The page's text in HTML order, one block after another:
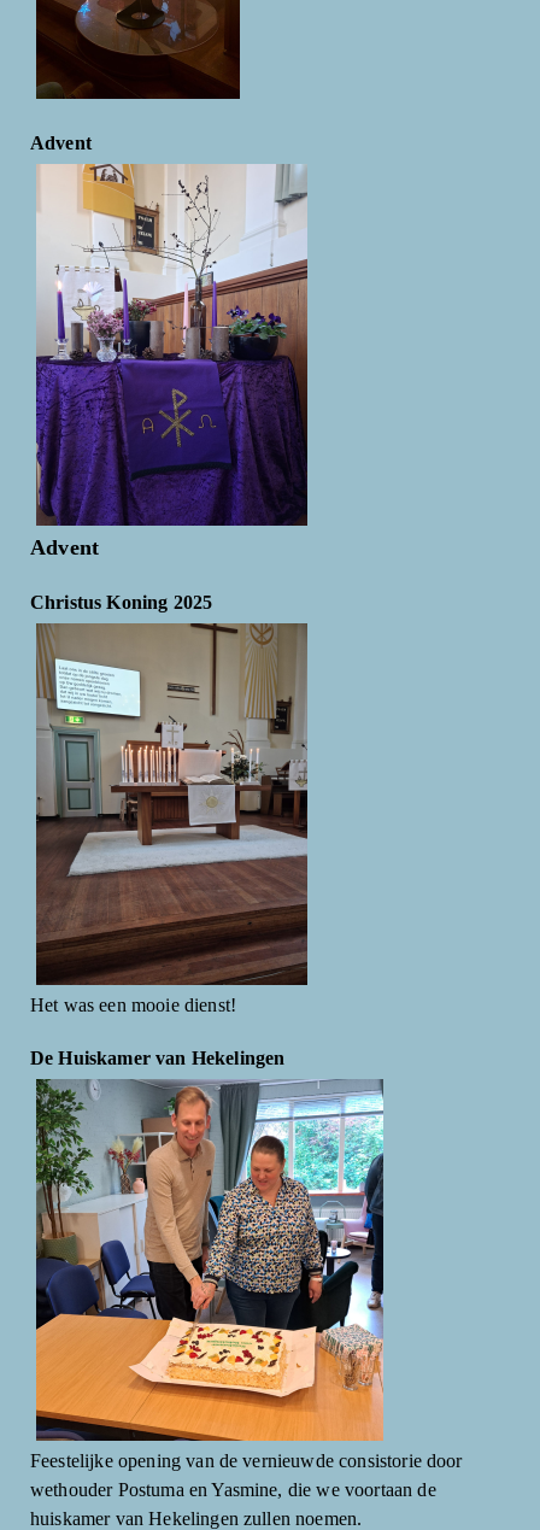
Advent
Advent
Christus Koning 2025
Het was een mooie dienst!
De Huiskamer van Hekelingen
Feestelijke opening van de vernieuwde consistorie door
wethouder Postuma en Yasmine, die we voortaan de
huiskamer van Hekelingen zullen noemen.